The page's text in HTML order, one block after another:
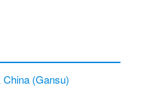
(Gansu)